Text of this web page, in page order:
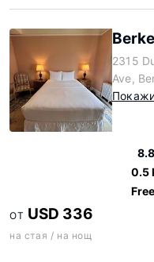
2315
Ave,
0.5
ОТ USD 336
на стая / на нощ